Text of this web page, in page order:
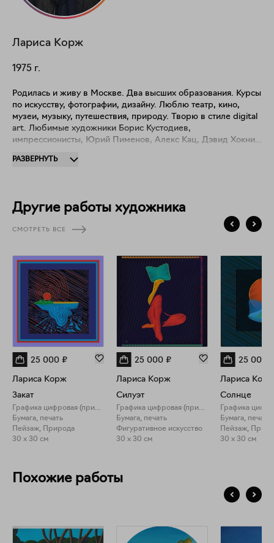
Лариса Корж
1975 г.
Родилась и живу в Москве. Два высших образования. Курсы
по искусству, фотографии, дизайну. Люблю театр, кино,
музеи, музыку, путешествия, природу. Творю в стиле digital
art. Любимые художники Борис Кустодиев,
импрессионисты, Юрий Пименов, Алекс Кац, Дэвид Хокни.
"Квадраты" ,"Абстрактные узоры", "Бассейн", "В душе", "По
групповых арт-выставках Москвы, Санкт-Петербурга,
Красноярска, Казани, Калининграда. А также в
международных конкурсах фотографии России и Америки.
РАЗВЕРНУТЬ
Другие работы художника
СМОТРЕТЬ ВСЕ
25 000 ₽
Лариса Корж
Закат
Графика цифровая (принты)
Бумага, печать
Пейзаж, Природа
30 x 30 см
25 000 ₽
Лариса Корж
Силуэт
Графика цифровая (принты)
Бумага, печать
Фигуративное искусство
30 x 30 см
25 000
Лариса Корж
Солнце
Бумага, печать
Пейзаж,
30 x 30 см
Похожие работы